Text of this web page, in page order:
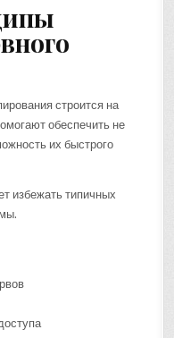
строится на
обеспечить не
их быстрого
избежать типичных